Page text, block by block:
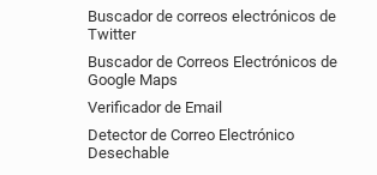
Buscador de correos electrónicos de
Twitter
Buscador de Correos Electrónicos de
Google Maps
Verificador de Email
Detector de Correo Electrónico
Desechable